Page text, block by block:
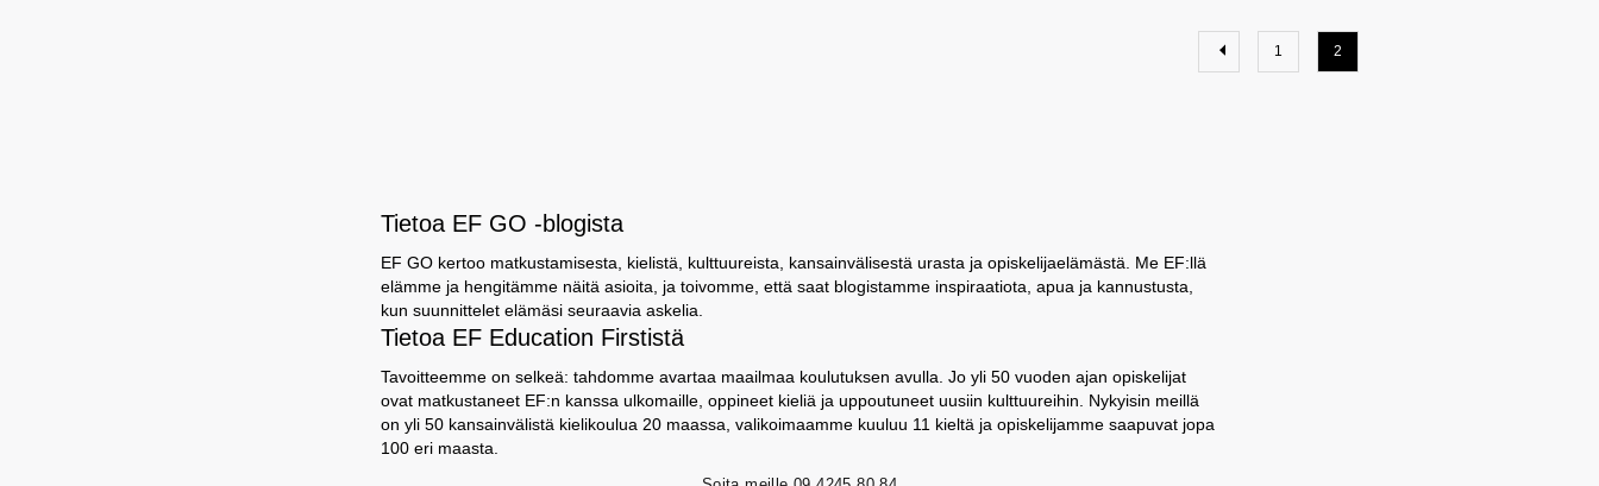
1 2
Tietoa EF GO -blogista
EF GO kertoo matkustamisesta, kielistä, kulttuureista, kansainvälisestä urasta ja opiskelijaelämästä. Me EF:llä
elämme ja hengitämme näitä asioita, ja toivomme, että saat blogistamme inspiraatiota, apua ja kannustusta,
kun suunnittelet elämäsi seuraavia askelia.
Tietoa EF Education Firstistä
Tavoitteemme on selkeä: tahdomme avartaa maailmaa koulutuksen avulla. Jo yli 50 vuoden ajan opiskelijat
ovat matkustaneet EF:n kanssa ulkomaille, oppineet kieliä ja uppoutuneet uusiin kulttuureihin. Nykyisin meillä
on yli 50 kansainvälistä kielikoulua 20 maassa, valikoimaamme kuuluu 11 kieltä ja opiskelijamme saapuvat jopa
100 eri maasta.